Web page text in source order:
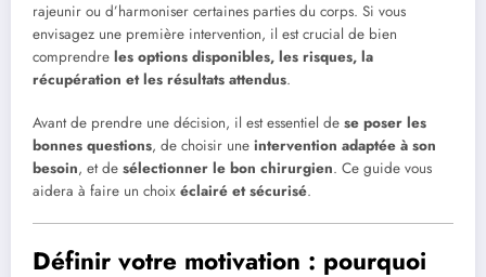
rajeunir ou d’harmoniser certaines parties du corps. Si vous
envisagez une première intervention, il est crucial de bien
comprendre les options disponibles, les risques, la
récupération et les résultats attendus.
Avant de prendre une décision, il est essentiel de se poser les
bonnes questions, de choisir une intervention adaptée à son
besoin, et de sélectionner le bon chirurgien. Ce guide vous
aidera à faire un choix éclairé et sécurisé.
Définir votre motivation : pourquoi